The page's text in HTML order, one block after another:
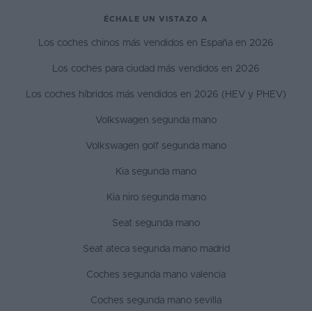
ÉCHALE UN VISTAZO A
Los coches chinos más vendidos en España en 2026
Los coches para ciudad más vendidos en 2026
Los coches híbridos más vendidos en 2026 (HEV y PHEV)
Volkswagen segunda mano
Volkswagen golf segunda mano
Kia segunda mano
Kia niro segunda mano
Seat segunda mano
Seat ateca segunda mano madrid
Coches segunda mano valencia
Coches segunda mano sevilla